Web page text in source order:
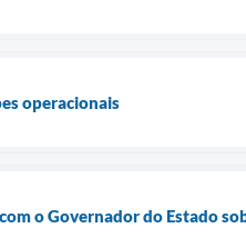
operacionais
o Governador do Estado